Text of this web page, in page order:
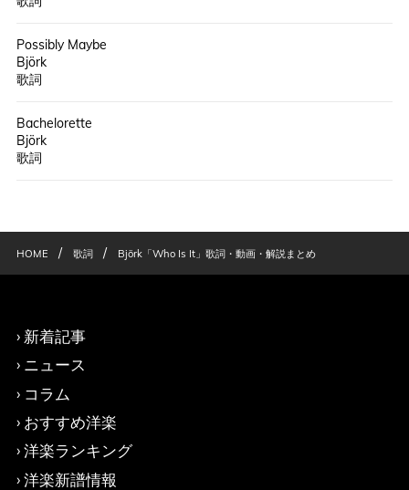
Possibly Maybe
Björk
歌詞
Bachelorette
Björk
歌詞
HOME / 歌詞 / Björk「Who Is It」歌詞・動画・解説まとめ
新着記事
ニュース
コラム
おすすめ洋楽
洋楽ランキング
洋楽新譜情報